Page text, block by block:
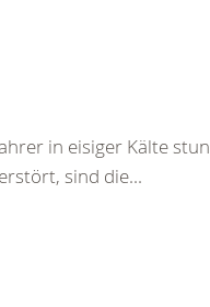
in eisiger Kälte
sind die...